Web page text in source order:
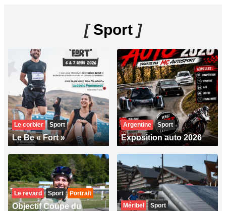
[Sport ]
Le corbier Sport
Le Be « Fort »
Argentine Sport
Exposition auto 2026
Le revard Sport Portrait
Objectif Coupe du
Méribel Sport